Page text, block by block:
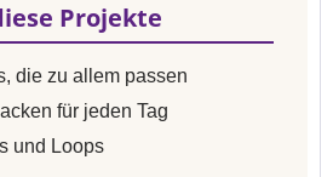
Projekte
die zu allem passen
für jeden Tag
und Loops